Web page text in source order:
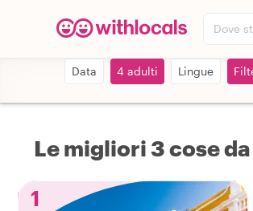
Dove
Data 4 adulti Lingue
Le migliori 3 cose
1